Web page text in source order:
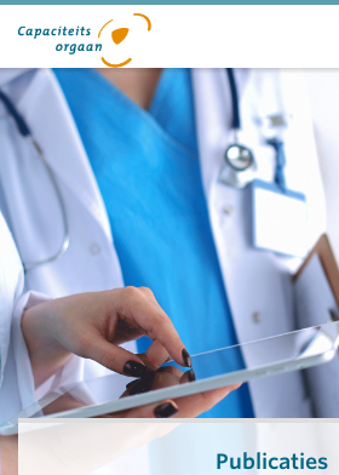
Publicaties